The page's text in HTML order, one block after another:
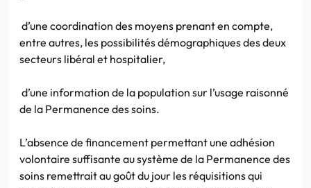
d’une coordination des moyens prenant en compte,
entre autres, les possibilités démographiques des deux
secteurs libéral et hospitalier,
d’une information de la population sur l’usage raisonné
de la Permanence des soins.
L’absence de financement permettant une adhésion
volontaire suffisante au système de la Permanence des
soins remettrait au goût du jour les réquisitions qui